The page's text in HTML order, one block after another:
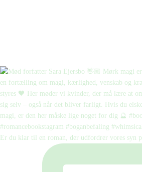
Er du klar til en roman, der udfordrer vores syn p